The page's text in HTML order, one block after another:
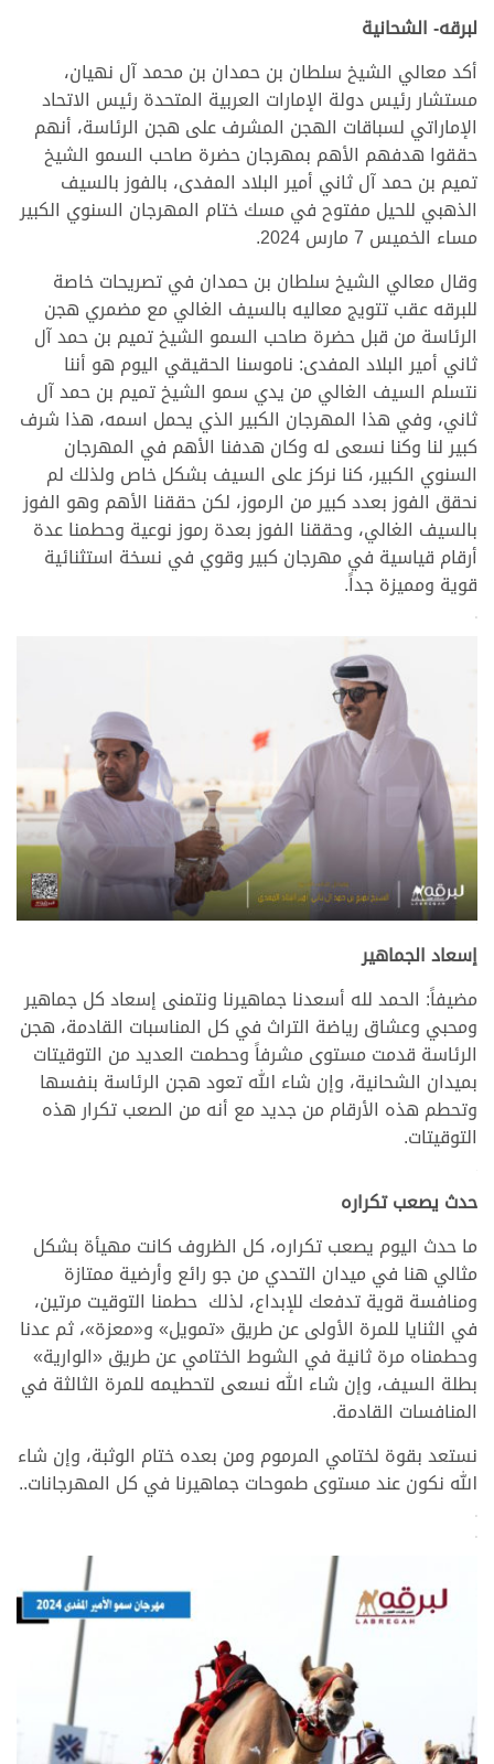
لبرقه- الشحانية
أكد معالي الشيخ سلطان بن حمدان بن محمد آل نهيان،
مستشار رئيس دولة الإمارات العربية المتحدة رئيس الاتحاد
الإماراتي لسباقات الهجن المشرف على هجن الرئاسة، أنهم
حققوا هدفهم الأهم بمهرجان حضرة صاحب السمو الشيخ
تميم بن حمد آل ثاني أمير البلاد المفدى، بالفوز بالسيف
الذهبي للحيل مفتوح في مسك ختام المهرجان السنوي الكبير
مساء الخميس 7 مارس 2024.
وقال معالي الشيخ سلطان بن حمدان في تصريحات خاصة
للبرقه عقب تتويج معاليه بالسيف الغالي مع مضمري هجن
الرئاسة من قبل حضرة صاحب السمو الشيخ تميم بن حمد آل
ثاني أمير البلاد المفدى: ناموسنا الحقيقي اليوم هو أننا
نتسلم السيف الغالي من يدي سمو الشيخ تميم بن حمد آل
ثاني، وفي هذا المهرجان الكبير الذي يحمل اسمه، هذا شرف
كبير لنا وكنا نسعى له وكان هدفنا الأهم في المهرجان
السنوي الكبير، كنا نركز على السيف بشكل خاص ولذلك لم
نحقق الفوز بعدد كبير من الرموز، لكن حققنا الأهم وهو الفوز
بالسيف الغالي، وحققنا الفوز بعدة رموز نوعية وحطمنا عدة
أرقام قياسية في مهرجان كبير وقوي في نسخة استثنائية
قوية ومميزة جداً.
>
.
إسعاد الجماهير
مضيفاً: الحمد لله أسعدنا جماهيرنا ونتمنى إسعاد كل جماهير
ومحبي وعشاق رياضة التراث في كل المناسبات القادمة، هجن
الرئاسة قدمت مستوى مشرفاً وحطمت العديد من التوقيتات
بميدان الشحانية، وإن شاء الله تعود هجن الرئاسة بنفسها
وتحطم هذه الأرقام من جديد مع أنه من الصعب تكرار هذه
التوقيتات.
حدث يصعب تكراره
ما حدث اليوم يصعب تكراره، كل الظروف كانت مهيأة بشكل
مثالي هنا في ميدان التحدي من جو رائع وأرضية ممتازة
ومنافسة قوية تدفعك للإبداع، لذلك حطمنا التوقيت مرتين،
في الثنايا للمرة الأولى عن طريق «تمويل» و«معزة»، ثم عدنا
وحطمناه مرة ثانية في الشوط الختامي عن طريق «الوارية»
بطلة السيف، وإن شاء الله نسعى لتحطيمه للمرة الثالثة في
المنافسات القادمة.
نستعد بقوة لختامي المرموم ومن بعده ختام الوثبة، وإن شاء
الله نكون عند مستوى طموحات جماهيرنا في كل المهرجانات..
>
>